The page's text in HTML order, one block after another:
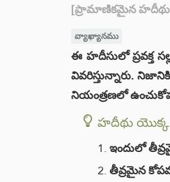
[ప్రామాణికమైన
వ్యాఖ్యానము
ఈ హదీసులో ప్రవక్త
వివరిస్తున్నారు.
నియంత్రణలో
హదీథు
ఇందులో
తీవ్రమైన